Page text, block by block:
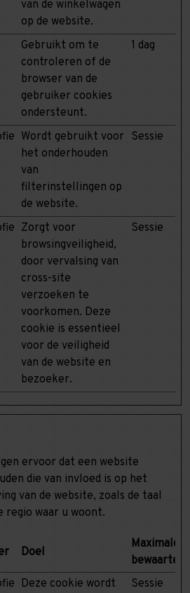
van de winkelwagen
op de website.
Gebruikt om te
controleren of de
browser van de
gebruiker cookies
ondersteunt.
1 dag
Wordt gebruikt voor
het onderhouden
van
filterinstellingen op
de website.
Sessie
Zorgt voor
browsingveiligheid,
door vervalsing van
cross-site
verzoeken te
voorkomen. Deze
cookie is essentieel
voor de veiligheid
van de website en
bezoeker.
Sessie
ervoor dat een website
die van invloed is op het
van de website, zoals de taal
regio waar u woont.
Doel
Maximale
Deze cookie wordt
Sessie